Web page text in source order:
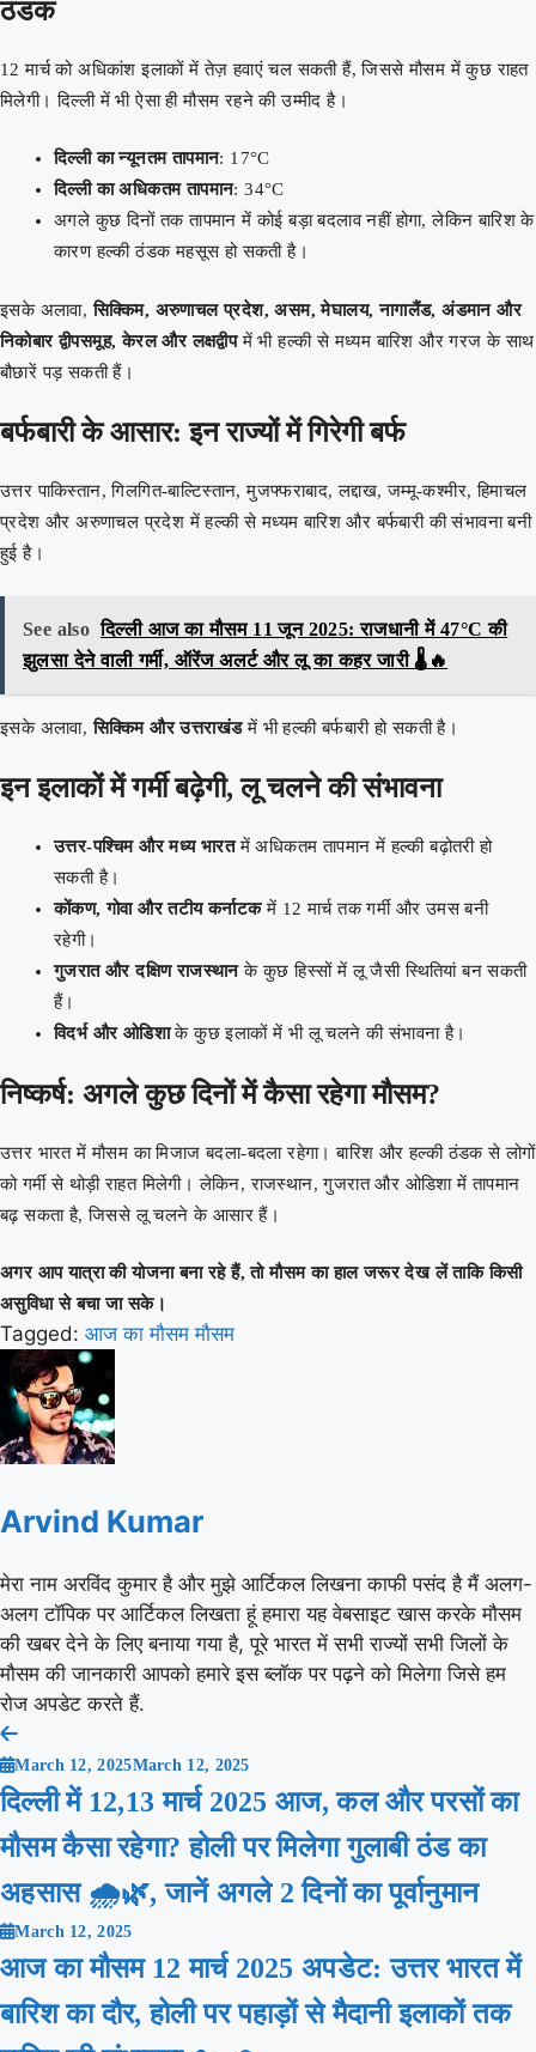
ठंडक
12 मार्च को अधिकांश इलाकों में तेज़ हवाएं चल सकती हैं, जिससे मौसम में कुछ राहत
मिलेगी। दिल्ली में भी ऐसा ही मौसम रहने की उम्मीद है।
दिल्ली का न्यूनतम तापमान: 17°C
दिल्ली का अधिकतम तापमान: 34°C
अगले कुछ दिनों तक तापमान में कोई बड़ा बदलाव नहीं होगा, लेकिन बारिश के
कारण हल्की ठंडक महसूस हो सकती है।
इसके अलावा,सिक्किम, अरुणाचल प्रदेश, असम, मेघालय, नागालैंड, अंडमान और
निकोबार द्वीपसमूह, केरल और लक्षद्वीपमें भी हल्की से मध्यम बारिश और गरज के साथ
बौछारें पड़ सकती हैं।
बर्फबारी के आसार: इन राज्यों में गिरेगी बर्फ
उत्तर पाकिस्तान, गिलगित-बाल्टिस्तान, मुजफ्फराबाद, लद्दाख, जम्मू-कश्मीर, हिमाचल
प्रदेश और अरुणाचल प्रदेश में हल्की से मध्यम बारिश और बर्फबारी की संभावना बनी
हुई है।
See also दिल्ली आज का मौसम 11 जून 2025: राजधानी में 47°C की
झुलसा देने वाली गर्मी, ऑरेंज अलर्ट और लू का कहर जारी 🌡️🔥
इसके अलावा,सिक्किम और उत्तराखंडमें भी हल्की बर्फबारी हो सकती है।
इन इलाकों में गर्मी बढ़ेगी, लू चलने की संभावना
उत्तर-पश्चिम और मध्य भारतमें अधिकतम तापमान में हल्की बढ़ोतरी हो
सकती है।
कोंकण, गोवा और तटीय कर्नाटकमें 12 मार्च तक गर्मी और उमस बनी
रहेगी।
गुजरात और दक्षिण राजस्थानके कुछ हिस्सों में लू जैसी स्थितियां बन सकती
हैं।
विदर्भ और ओडिशाके कुछ इलाकों में भी लू चलने की संभावना है।
निष्कर्ष: अगले कुछ दिनों में कैसा रहेगा मौसम?
उत्तर भारत में मौसम का मिजाज बदला-बदला रहेगा। बारिश और हल्की ठंडक से लोगों
को गर्मी से थोड़ी राहत मिलेगी। लेकिन, राजस्थान, गुजरात और ओडिशा में तापमान
बढ़ सकता है, जिससे लू चलने के आसार हैं।
अगर आप यात्रा की योजना बना रहे हैं, तो मौसम का हाल जरूर देख लें ताकि किसी
असुविधा से बचा जा सके।
Tagged: आज का मौसम मौसम
Arvind Kumar
मेरा नाम अरविंद कुमार है और मुझे आर्टिकल लिखना काफी पसंद है मैं अलग-
अलग टॉपिक पर आर्टिकल लिखता हूं हमारा यह वेबसाइट खास करके मौसम
की खबर देने के लिए बनाया गया है, पूरे भारत में सभी राज्यों सभी जिलों के
मौसम की जानकारी आपको हमारे इस ब्लॉक पर पढ़ने को मिलेगा जिसे हम
रोज अपडेट करते हैं.
Post
navigation
March 12, 2025March 12, 2025
दिल्ली में 12,13 मार्च 2025 आज, कल और परसों का
मौसम कैसा रहेगा? होली पर मिलेगा गुलाबी ठंड का
अहसास 🌧️🌿, जानें अगले 2 दिनों का पूर्वानुमान
March 12, 2025
आज का मौसम 12 मार्च 2025 अपडेट: उत्तर भारत में
बारिश का दौर, होली पर पहाड़ों से मैदानी इलाकों तक